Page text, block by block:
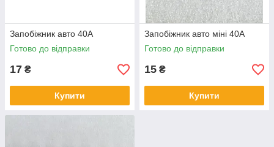
Запобіжник авто 40А
Готово до відправки
17 ₴
Купити
Запобіжник авто міні 40А
Готово до відправки
15 ₴
Купити